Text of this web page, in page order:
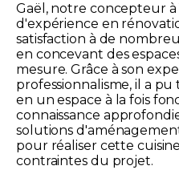
Gaël, notre concepteur à
d'expérience en
satisfaction à de
en concevant des
mesure. Grâce à son
professionnalisme, il a
en un espace à la fois
connaissance
solutions
pour réaliser cette
contraintes du projet.